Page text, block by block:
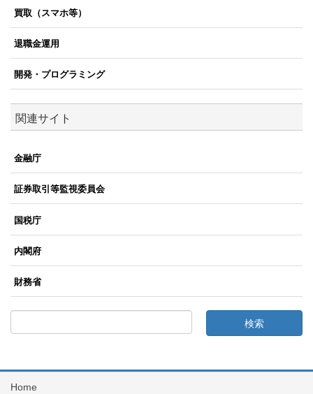
買取（スマホ等）
退職金運用
開発・プログラミング
関連サイト
金融庁
証券取引等監視委員会
国税庁
内閣府
財務省
Home